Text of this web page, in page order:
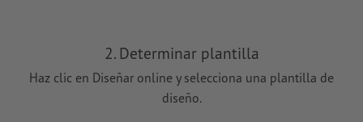
2. Determinar plantilla
Haz clic en Diseñar online y selecciona una plantilla de
diseño.